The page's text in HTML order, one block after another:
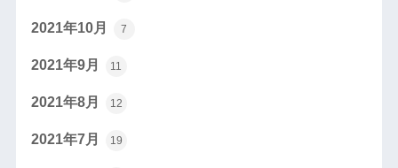
2021年10月 7
2021年9月 11
2021年8月 12
2021年7月 19